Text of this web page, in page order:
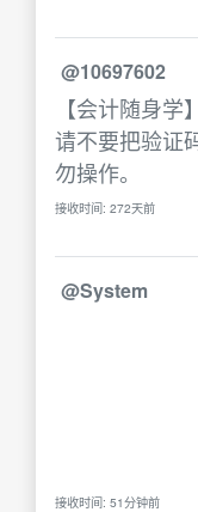
@10697602
【会计随身学
请不要把验证
勿操作。
接收时间: 272天前
@System
接收时间: 51分钟前